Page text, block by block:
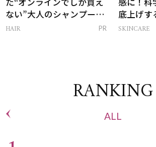
ない”大人のシャンプー＆
トリートメントって？
HAIR PR
底上げす
ム」
SKINCARE
RANKING
ALL